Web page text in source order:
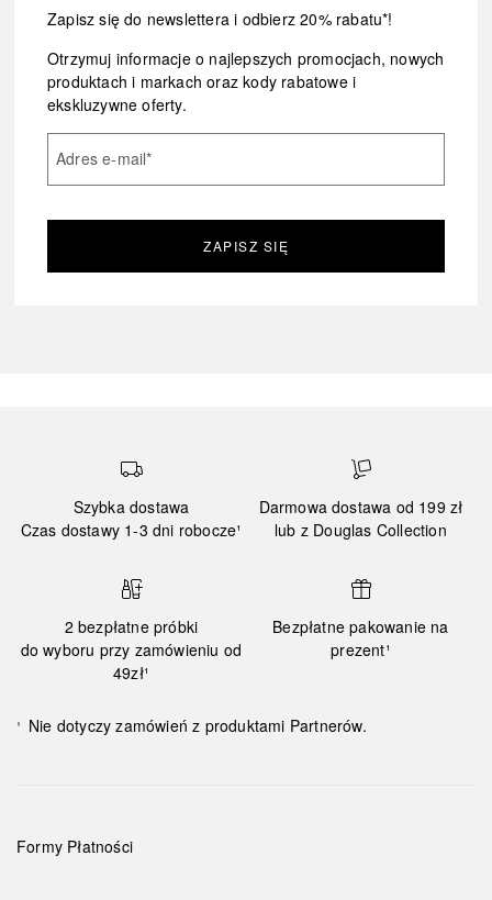
Zapisz się do newslettera i odbierz 20% rabatu*!
Otrzymuj informacje o najlepszych promocjach, nowych
produktach i markach oraz kody rabatowe i
ekskluzywne oferty.
Adres e-mail*
ZAPISZ SIĘ
Szybka dostawa
Czas dostawy 1-3 dni robocze¹
Darmowa dostawa od 199 zł
lub z Douglas Collection
2 bezpłatne próbki
do wyboru przy zamówieniu od
49zł¹
Bezpłatne pakowanie na
prezent¹
¹ Nie dotyczy zamówień z produktami Partnerów.
Formy Płatności